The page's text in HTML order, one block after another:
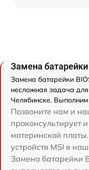
Замена
Замена батарейки
несложная задача
Челябинске.
Позвоните нам и
проконсультирует
материнской
устройств MSI в
Замена батарейки